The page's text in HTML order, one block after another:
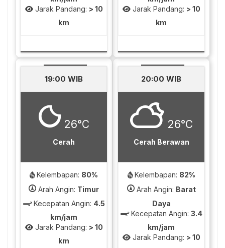
Jarak Pandang: > 10
km
Jarak Pandang: > 10
km
19:00 WIB
26°C
Cerah
Kelembapan: 80%
Arah Angin: Timur
Kecepatan Angin: 4.5
km/jam
Jarak Pandang: > 10
km
20:00 WIB
26°C
Cerah Berawan
Kelembapan: 82%
Arah Angin: Barat
Daya
Kecepatan Angin: 3.4
km/jam
Jarak Pandang: > 10